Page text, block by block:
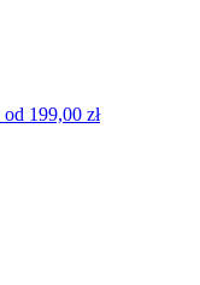
od 199,00 zł